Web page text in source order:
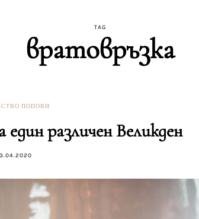
TAG
вратовръзка
ПОПОВИ
един различен Великден